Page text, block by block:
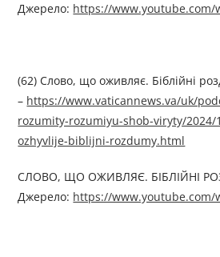
Джерелo: https://www.youtube.com/
(62) Слово, що оживляє. Біблійні
– https://www.vaticannews.va/uk/
rozumity-rozumiyu-shob-viryty/2024/
ozhyvlije-biblijni-rozdumy.html
СЛОВО, ЩО ОЖИВЛЯЄ. БІБЛІЙНІ
Джерелo: https://www.youtube.com/